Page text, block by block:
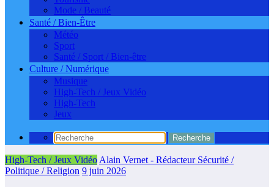
Mode / Beauté
Santé / Bien-Être
Météo
Sport
Santé / Sport / Bien-être
Culture / Numérique
Musique
High-Tech / Jeux Vidéo
High-Tech
Jeux
High-Tech / Jeux Vidéo Alain Vernet - Rédacteur Sécurité /
Politique / Religion 9 juin 2026